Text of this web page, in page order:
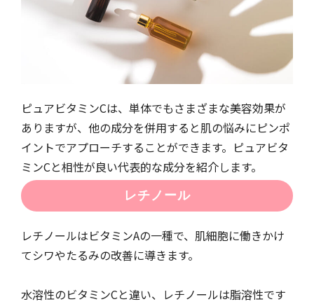
ピュアビタミンCは、単体でもさまざまな美容効果が
ありますが、他の成分を併用すると肌の悩みにピンポ
イントでアプローチすることができます。ピュアビタ
ミンCと相性が良い代表的な成分を紹介します。
レチノール
レチノールはビタミンAの一種で、肌細胞に働きかけ
てシワやたるみの改善に導きます。
水溶性のビタミンCと違い、レチノールは脂溶性です